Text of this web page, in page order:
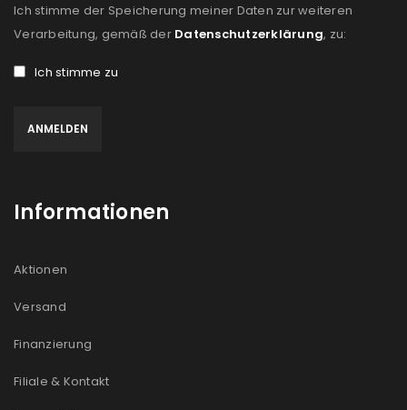
Ich stimme der Speicherung meiner Daten zur weiteren
Verarbeitung, gemäß der Datenschutzerklärung, zu:
Ich stimme zu
Informationen
Aktionen
Versand
Finanzierung
Filiale & Kontakt